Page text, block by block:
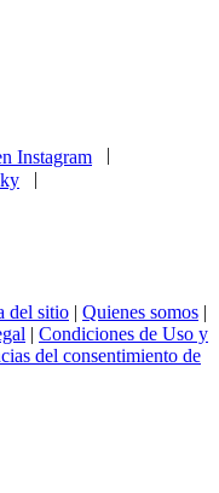
|
del sitio | Quienes somos |
| Condiciones de Uso y
del consentimiento de